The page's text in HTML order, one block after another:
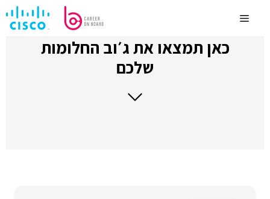
לתוכןMenu
כאן תמצאו את ג׳וב החלומות
שלכם